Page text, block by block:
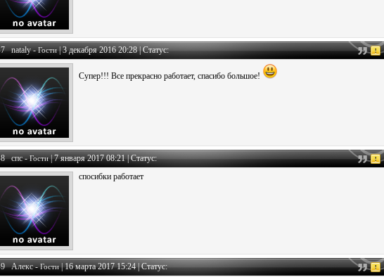
7 nataly -Гости|3 декабря 2016 20:28 | Статус:
Супер!!! Все прекрасно работает, спасибо большое!
8 спс -Гости|7 января 2017 08:21 | Статус:
спосибки работает
9 Алекс -Гости|16 марта 2017 15:24 | Статус: